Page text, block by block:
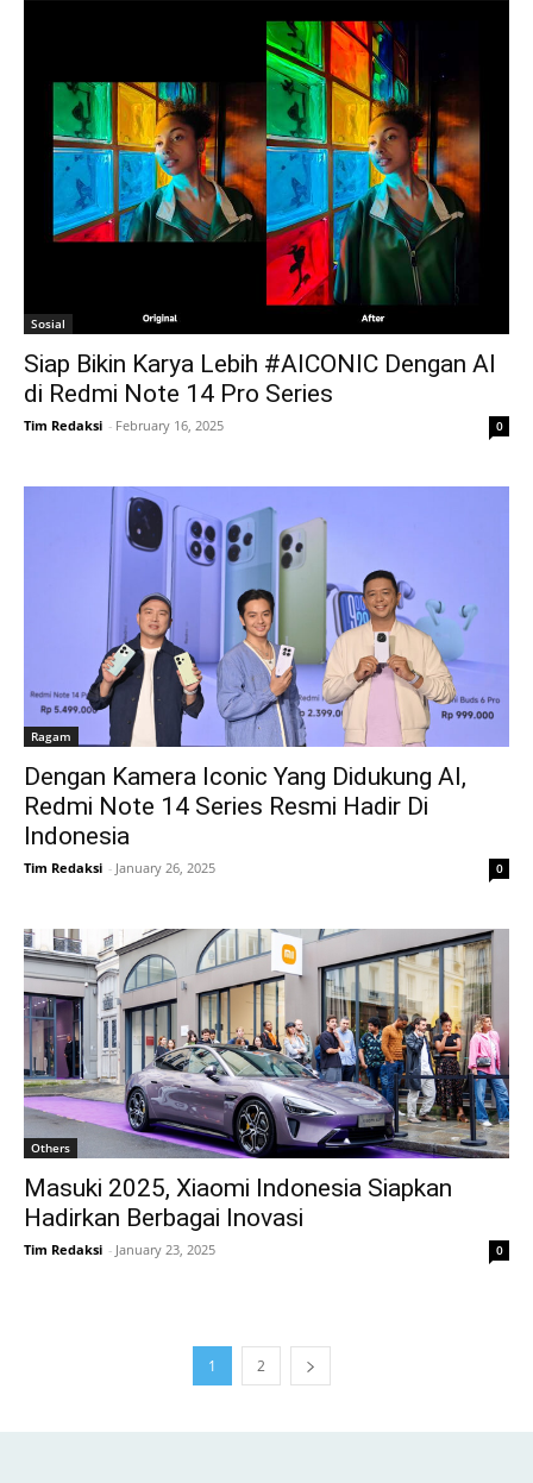
Sosial
Siap Bikin Karya Lebih #AICONIC Dengan AI
di Redmi Note 14 Pro Series
Tim Redaksi - February 16, 2025 0
Ragam
Dengan Kamera Iconic Yang Didukung AI,
Redmi Note 14 Series Resmi Hadir Di
Indonesia
Tim Redaksi - January 26, 2025 0
Others
Masuki 2025, Xiaomi Indonesia Siapkan
Hadirkan Berbagai Inovasi
Tim Redaksi - January 23, 2025 0
1 2